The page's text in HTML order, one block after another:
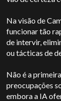
Na visão de
funcionar tão
de intervir,
ou tácticas de
Não é a
preocupações
embora a IA